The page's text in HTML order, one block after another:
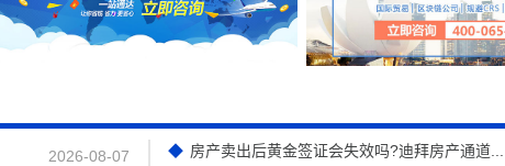
2026-08-07 房产卖出后黄金签证会失效吗?迪拜房产通道...